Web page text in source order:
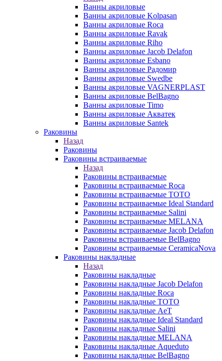
Ванны акриловые
Ванны акриловые Kolpasan
Ванны акриловые Roca
Ванны акриловые Ravak
Ванны акриловые Riho
Ванны акриловые Jacob Delafon
Ванны акриловые Esbano
Ванны акриловые Радомир
Ванны акриловые Swedbe
Ванны акриловые VAGNERPLAST
Ванны акриловые BelBagno
Ванны акриловые Timo
Ванны акриловые Акватек
Ванны акриловые Santek
Раковины
Назад
Раковины
Раковины встраиваемые
Назад
Раковины встраиваемые
Раковины встраиваемые Roca
Раковины встраиваемые TOTO
Раковины встраиваемые Ideal Standard
Раковины встраиваемые Salini
Раковины встраиваемые MELANA
Раковины встраиваемые Jacob Delafon
Раковины встраиваемые BelBagno
Раковины встраиваемые CeramicaNova
Раковины накладные
Назад
Раковины накладные
Раковины накладные Jacob Delafon
Раковины накладные Roca
Раковины накладные TOTO
Раковины накладные AeT
Раковины накладные Ideal Standard
Раковины накладные Salini
Раковины накладные MELANA
Раковины накладные Aqueduto
Раковины накладные BelBagno